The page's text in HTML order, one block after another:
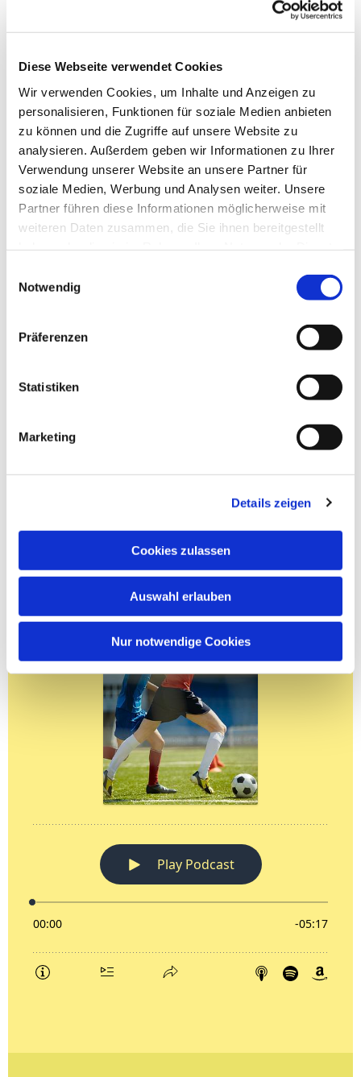
Diese Webseite verwendet Cookies
Wir verwenden Cookies, um Inhalte und Anzeigen zu
personalisieren, Funktionen für soziale Medien anbieten
zu können und die Zugriffe auf unsere Website zu
analysieren. Außerdem geben wir Informationen zu Ihrer
Verwendung unserer Website an unsere Partner für
soziale Medien, Werbung und Analysen weiter. Unsere
Partner führen diese Informationen möglicherweise mit
weiteren Daten zusammen, die Sie ihnen bereitgestellt
Notwendig
Präferenzen
Statistiken
Marketing
Details zeigen
Cookies zulassen
Auswahl erlauben
Nur notwendige Cookies
Dies könnte Sie auch